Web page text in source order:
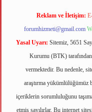
Reklam ve İletişim:
forumhizmeti@gmail.com
Yasal Uyarı: Sitemiz, 5651
Kurumu (BTK) tarafından
vermektedir. Bu nedenle,
araştırma yükümlülüğümüz
içeriklerin sorumluluğunu
etmiş sayılırlar. Bu internet